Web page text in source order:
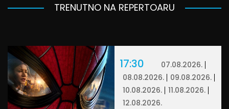
TRENUTNO NA REPERTOARU
17:30
07.08.2026.
08.08.2026.
09.08.2026.
10.08.2026.
11.08.2026.
12.08.2026.